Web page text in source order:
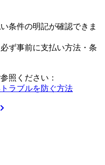
条件の明記が確認できま
ず事前に支払い方法・条
照ください：
ラブルを防ぐ方法
chevron_right